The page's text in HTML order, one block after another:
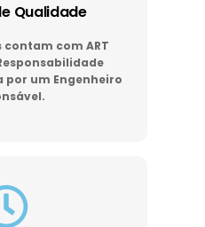
Qualidade
contam com ART
por um Engenheiro